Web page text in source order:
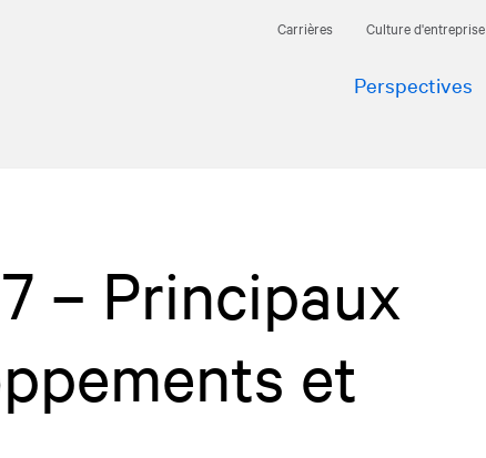
Carrières Culture d'entreprise
Perspectives
– Principaux
et